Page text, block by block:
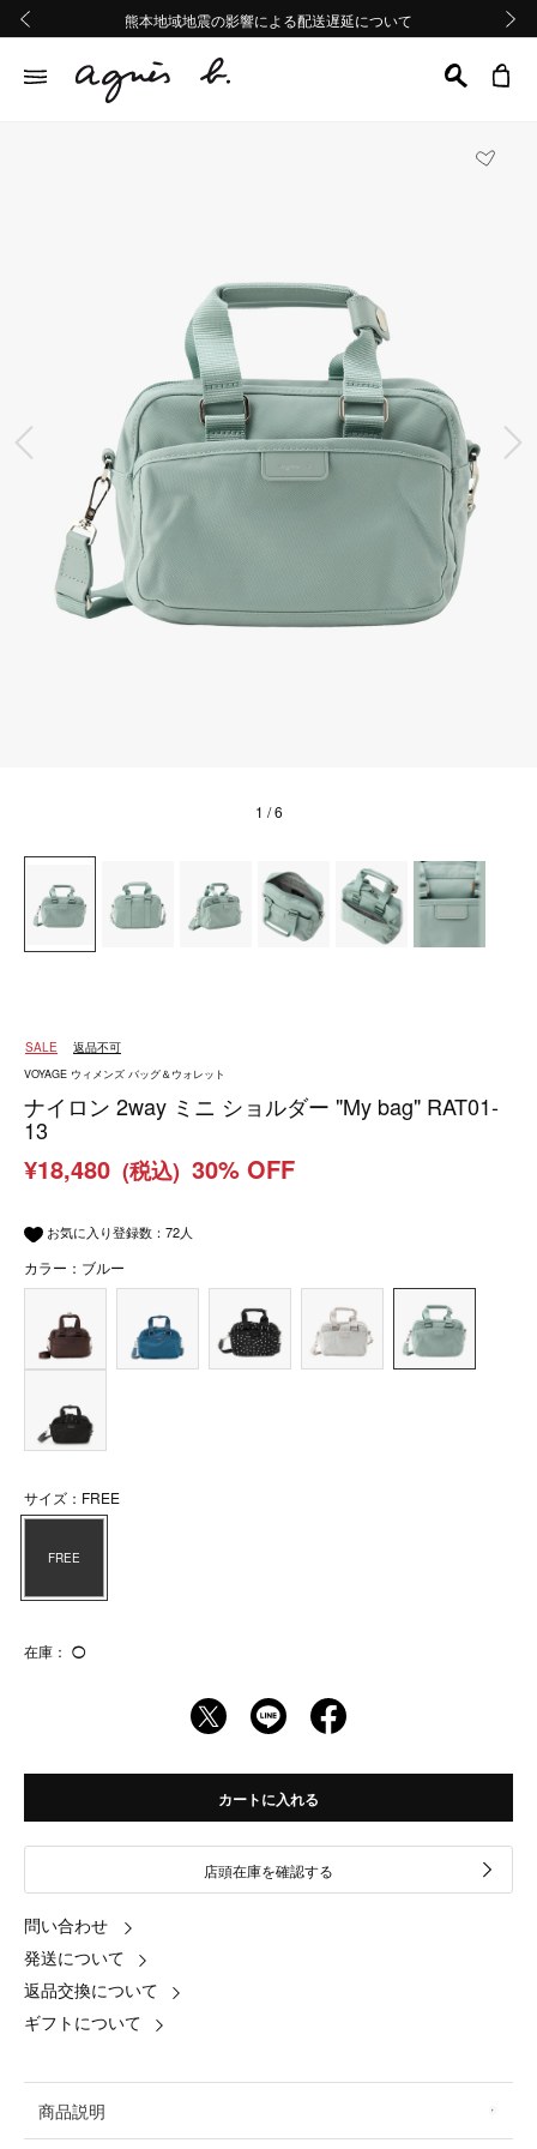
熊本地域地震の影響による配送遅延について
Summer Sale 2buy10%OFF!!
熊本地域地震の影響による配送遅延について
Summer Sale 2buy10%OFF!!
前の画像
1 / 6
SALE 返品不可
VOYAGE ウィメンズ バッグ＆ウォレット
ナイロン 2way ミニ ショルダー "My bag" RAT01-
13
¥18,480 (税込) 30% OFF
お気に入り登録数： 72人
カラー：ブルー
サイズ：FREE
FREE
在庫： ◯
カートに入れる
店頭在庫を確認する
問い合わせ
発送について
返品交換について
ギフトについて
商品説明